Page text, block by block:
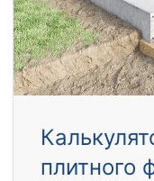
плитного